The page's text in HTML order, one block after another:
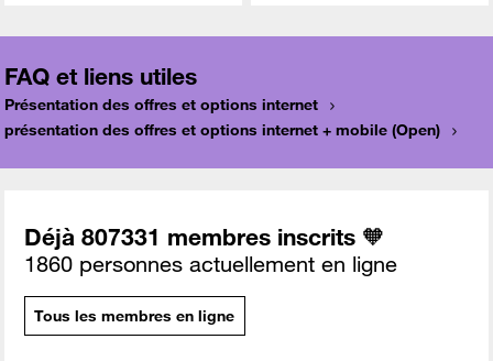
FAQ et liens utiles
Présentation des offres et options internet
présentation des offres et options internet + mobile (Open)
Déjà 807331 membres inscrits 🧡
1860 personnes actuellement en ligne
Tous les membres en ligne